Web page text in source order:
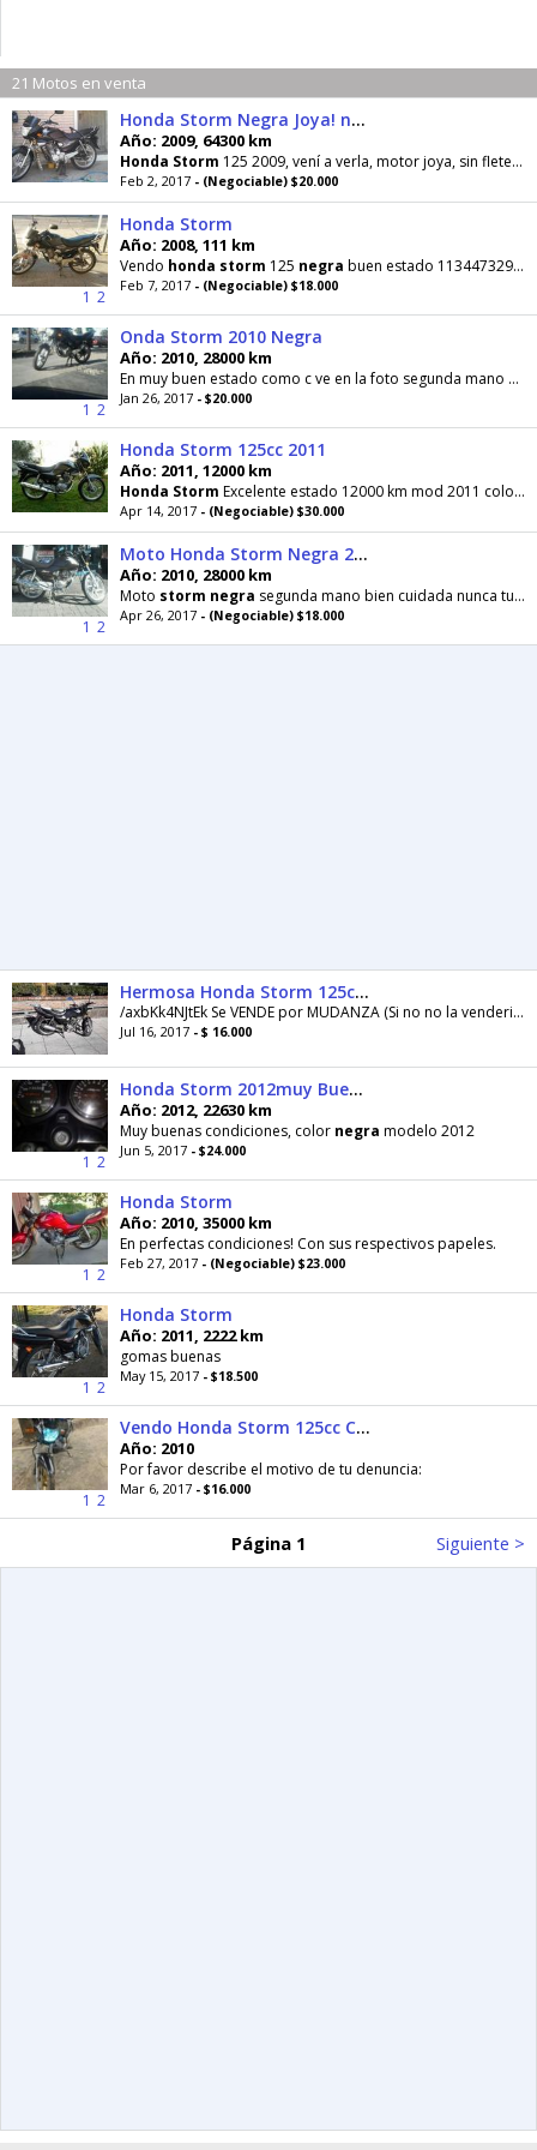
21 Motos en venta
Honda Storm Negra Joya! no está fleteada!!
Año: 2009, 64300 km
Honda Storm 125 2009, vení a verla, motor joya, sin fletear.
Feb 2, 2017 - (Negociable) $20.000
1 2
Honda Storm
Año: 2008, 111 km
Vendo honda storm 125 negra buen estado 1134473298 precio se charla
Feb 7, 2017 - (Negociable) $18.000
1 2
Onda Storm 2010 Negra
Año: 2010, 28000 km
En muy buen estado como c ve en la foto segunda mano nunca tuneada muy bien cuidada escucho oferta de contado recibo menor llamar al 3512311543 es...
Jan 26, 2017 - $20.000
Honda Storm 125cc 2011
Año: 2011, 12000 km
Honda Storm Excelente estado 12000 km mod 2011 color
Apr 14, 2017 - (Negociable) $30.000
1 2
Moto Honda Storm Negra 2010
Año: 2010, 28000 km
Moto storm negra segunda mano bien cuidada nunca tuneada como c ve en las fotos no recibo menor
Apr 26, 2017 - (Negociable) $18.000
Hermosa Honda Storm 125cc Negra
/axbKk4NJtEk Se VENDE por MUDANZA (Si no no la venderia ni de casualidad) Hermosa
Jul 16, 2017 - $ 16.000
1 2
Honda Storm 2012muy Buenas Condiciones
Año: 2012, 22630 km
Muy buenas condiciones, color negra modelo 2012
Jun 5, 2017 - $24.000
1 2
Honda Storm
Año: 2010, 35000 km
En perfectas condiciones! Con sus respectivos papeles.
Feb 27, 2017 - (Negociable) $23.000
1 2
Honda Storm
Año: 2011, 2222 km
gomas buenas
May 15, 2017 - $18.500
1 2
Vendo Honda Storm 125cc Color Negra
Año: 2010
Por favor describe el motivo de tu denuncia:
Mar 6, 2017 - $16.000
Página 1 Siguiente >